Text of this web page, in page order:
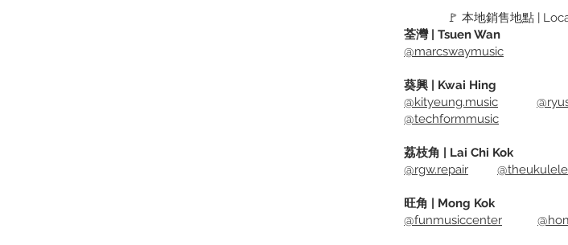
🚩 本地銷售地點 |
荃灣 | Tsuen Wan
@marcswaymusic
葵興 | Kwai Hing
@kityeung.music
@techformmusic
荔枝角 | Lai Chi Kok
@rgw.repair
旺角 | Mong Kok
@funmusiccenter